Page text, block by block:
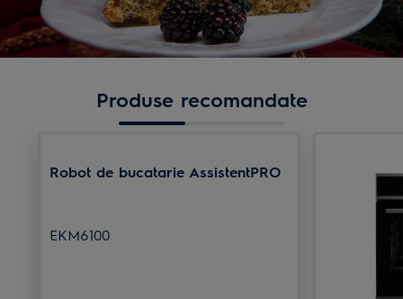
Produse recomandate
Robot de bucatarie AssistentPRO
EKM6100